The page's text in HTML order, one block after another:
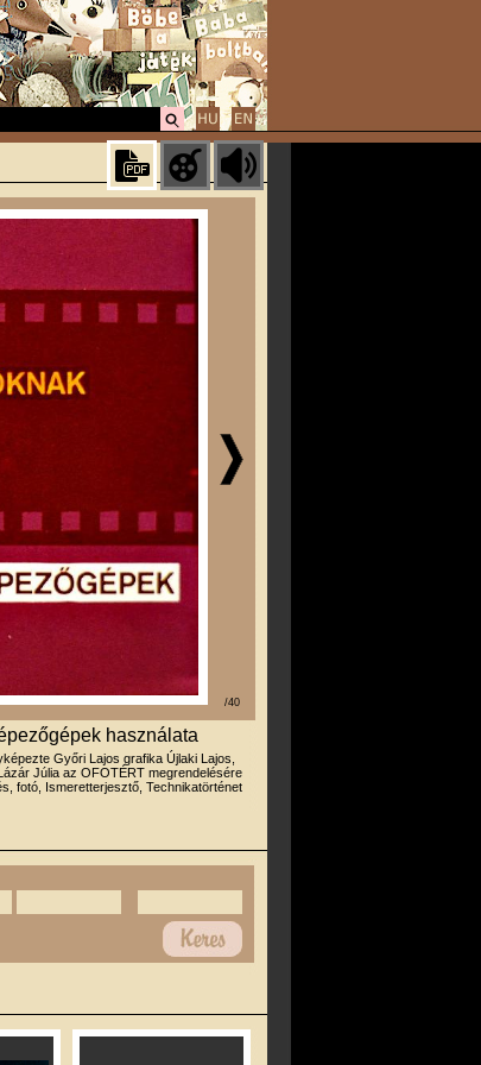
/40
használata
Győri Lajos grafika Újlaki Lajos,
Júlia az OFOTÉRT megrendelésére
fotó, Ismeretterjesztő, Technikatörténet